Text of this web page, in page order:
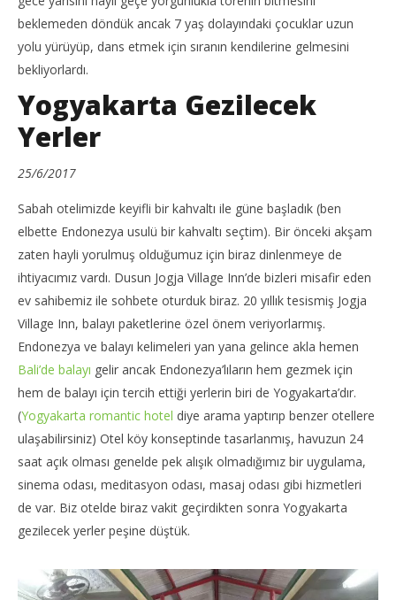
beklemeden döndük ancak 7 yaş dolayındaki çocuklar uzun
yolu yürüyüp, dans etmek için sıranın kendilerine gelmesini
bekliyorlardı.
Yogyakarta Gezilecek
Yerler
25/6/2017
Sabah otelimizde keyifli bir kahvaltı ile güne başladık (ben
elbette Endonezya usulü bir kahvaltı seçtim). Bir önceki akşam
zaten hayli yorulmuş olduğumuz için biraz dinlenmeye de
ihtiyacımız vardı. Dusun Jogja Village Inn’de bizleri misafir eden
ev sahibemiz ile sohbete oturduk biraz. 20 yıllık tesismiş Jogja
Village Inn, balayı paketlerine özel önem veriyorlarmış.
Endonezya ve balayı kelimeleri yan yana gelince akla hemen
Bali’de balayı gelir ancak Endonezya’lıların hem gezmek için
hem de balayı için tercih ettiği yerlerin biri de Yogyakarta’dır.
(Yogyakarta romantic hotel diye arama yaptırıp benzer otellere
ulaşabilirsiniz) Otel köy konseptinde tasarlanmış, havuzun 24
saat açık olması genelde pek alışık olmadığımız bir uygulama,
sinema odası, meditasyon odası, masaj odası gibi hizmetleri
de var. Biz otelde biraz vakit geçirdikten sonra Yogyakarta
gezilecek yerler peşine düştük.